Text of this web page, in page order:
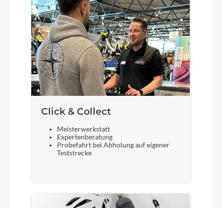
Click & Collect
Meisterwerkstatt
Expertenberatung
Probefahrt bei Abholung auf eigener
Teststrecke